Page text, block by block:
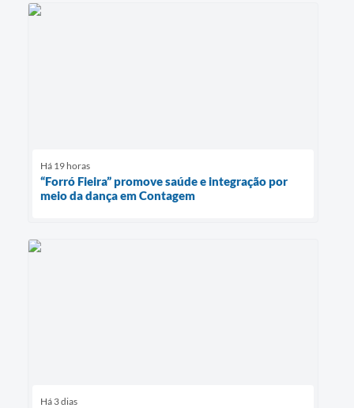
Há 19 horas
“Forró Fieira” promove saúde e integração por
meio da dança em Contagem
Há 3 dias